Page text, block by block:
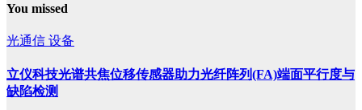
You missed
光通信 设备
立仪科技光谱共焦位移传感器助力光纤阵列(FA)端面平行度与
缺陷检测